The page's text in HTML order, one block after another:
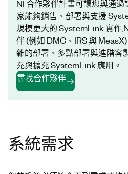
NI 合作夥伴計畫可讓您與通
家能夠銷售、部署與支援
規模更大的 SystemLink 實作
伴 (例如 DMC、IRS 與
雜的部署、多點部署與進階客
充與擴充 SystemLink 應用。
尋找合作夥伴
系統需求